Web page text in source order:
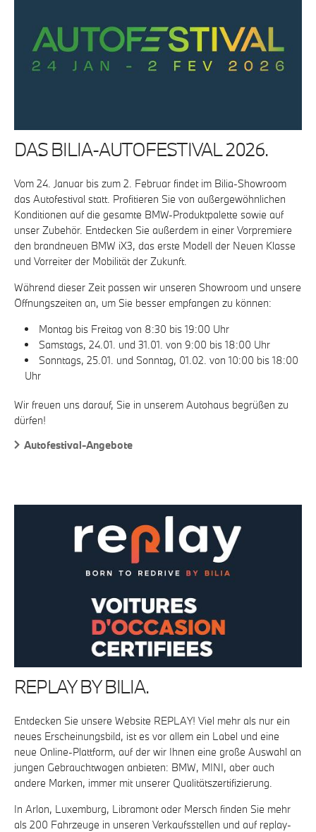
DAS BILIA-AUTOFESTIVAL 2026.
Vom 24. Januar bis zum 2. Februar findet im Bilia-Showroom
das Autofestival statt. Profitieren Sie von außergewöhnlichen
Konditionen auf die gesamte BMW-Produktpalette sowie auf
unser Zubehör. Entdecken Sie außerdem in einer Vorpremiere
den brandneuen BMW iX3, das erste Modell der Neuen Klasse
und Vorreiter der Mobilität der Zukunft.
Während dieser Zeit passen wir unseren Showroom und unsere
Öffnungszeiten an, um Sie besser empfangen zu können:
Montag bis Freitag von 8:30 bis 19:00 Uhr
Samstags, 24.01. und 31.01. von 9:00 bis 18:00 Uhr
Sonntags, 25.01. und Sonntag, 01.02. von 10:00 bis 18:00
Uhr
Wir freuen uns darauf, Sie in unserem Autohaus begrüßen zu
dürfen!
Autofestival-Angebote
REPLAY BY BILIA.
Entdecken Sie unsere Website REPLAY! Viel mehr als nur ein
neues Erscheinungsbild, ist es vor allem ein Label und eine
neue Online-Plattform, auf der wir Ihnen eine große Auswahl an
jungen Gebrauchtwagen anbieten: BMW, MINI, aber auch
andere Marken, immer mit unserer Qualitätszertifizierung.
In Arlon, Luxemburg, Libramont oder Mersch finden Sie mehr
als 200 Fahrzeuge in unseren Verkaufsstellen und auf replay-